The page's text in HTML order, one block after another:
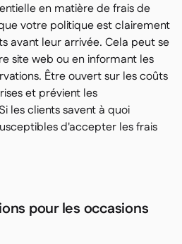
en matière de frais de
votre politique est clairement
avant leur arrivée. Cela peut se
site web ou en informant les
Être ouvert sur les coûts
et prévient les
les clients savent à quoi
d'accepter les frais
pour les occasions